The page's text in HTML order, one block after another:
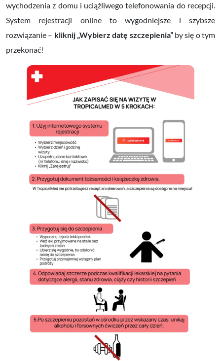
wychodzenia z domu i uciążliwego telefonowania do recepcji.
System rejestracji online to wygodniejsze i szybsze
rozwiązanie – kliknij „Wybierz datę szczepienia”by się o tym
przekonać!